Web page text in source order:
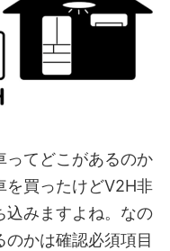
ってどこがあるのか
を買ったけどV2H非
込みますよね。なの
かは確認必須項目